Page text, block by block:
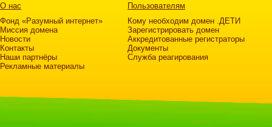
О нас
Фонд «Разумный интернет»
Миссия домена
Новости
Контакты
Наши партнёры
Рекламные материалы
Пользователям
Кому необходим домен .ДЕТИ
Зарегистрировать домен
Аккредитованные регистраторы
Документы
Служба реагирования